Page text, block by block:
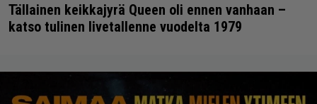
Tällainen keikkajyrä Queen oli ennen vanhaan –
katso tulinen livetallenne vuodelta 1979